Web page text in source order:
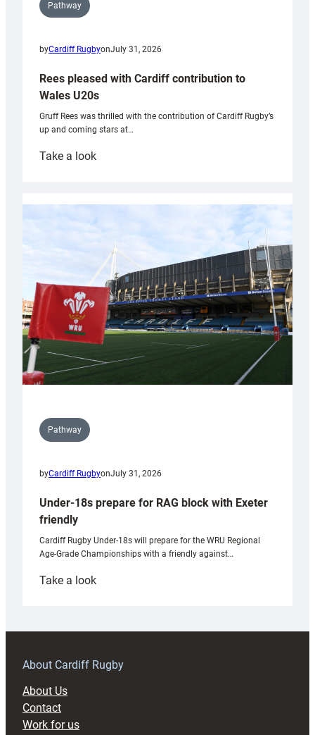
Pathway
byCardiff RugbyonJuly 31, 2026
Rees pleased with Cardiff contribution to
Wales U20s
Gruff Rees was thrilled with the contribution of Cardiff Rugby’s
up and coming stars at…
Take a look:
with
Cardiff
contribution
Wales
U20s
Pathway
byCardiff RugbyonJuly 31, 2026
Under-18s prepare for RAG block with Exeter
friendly
Cardiff Rugby Under-18s will prepare for the WRU Regional
Age-Grade Championships with a friendly against…
Take a look:
prepare
RAG
About Cardiff Rugby
About Us
Contact
Work for us